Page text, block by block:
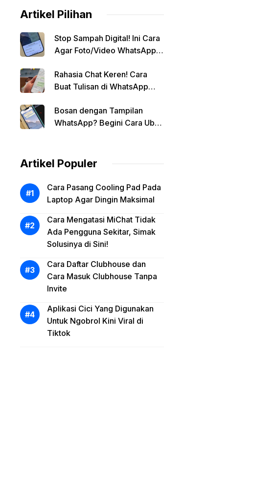
Artikel Pilihan
Stop Sampah Digital! Ini Cara
Agar Foto/Video WhatsApp
Otomatis
Rahasia Chat Keren! Cara
Buat Tulisan di WhatsApp
Bosan dengan Tampilan
WhatsApp? Begini Cara Ubah
Artikel Populer
Cara Pasang Cooling Pad Pada
Laptop Agar Dingin Maksimal
Cara Mengatasi MiChat Tidak
Ada Pengguna Sekitar, Simak
Solusinya di Sini!
Cara Daftar Clubhouse dan
Cara Masuk Clubhouse Tanpa
Invite
Aplikasi Cici Yang Digunakan
Untuk Ngobrol Kini Viral di
Tiktok